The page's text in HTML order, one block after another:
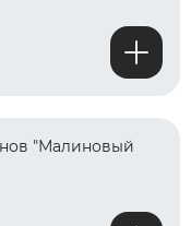
"Малиновый